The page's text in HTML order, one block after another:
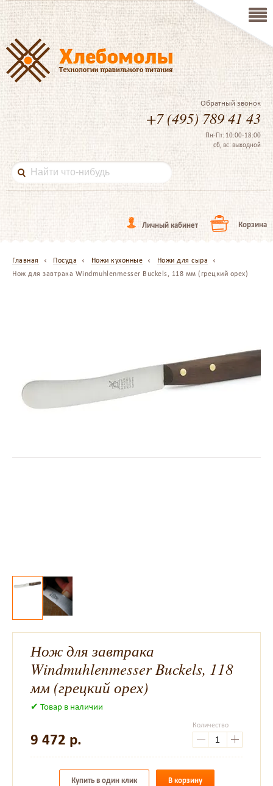
Обратный звонок
+7 (495) 789 41 43
Пн-Пт: 10:00-18:00
сб, вс: выходной
Личный кабинет Корзина
Главная Посуда Ножи кухонные
Ножи для сыра
Нож для завтрака Windmuhlenmesser Buckels, 118 мм (грецкий орех)
Нож для завтрака
Windmuhlenmesser Buckels, 118
мм (грецкий орех)
✔ Товар в наличии
9 472 р.
Количество
Купить в один клик В корзину